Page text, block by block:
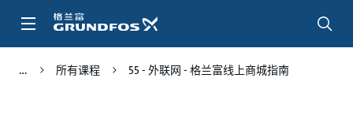
所有课程 55 - 外联网 - 格兰富线上商城指南